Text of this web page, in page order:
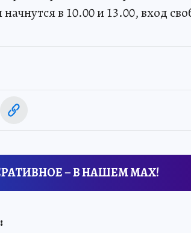
в 10.00 и 13.00, вход
– В НАШЕМ MAX!